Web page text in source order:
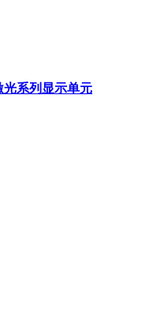
系列显示单元